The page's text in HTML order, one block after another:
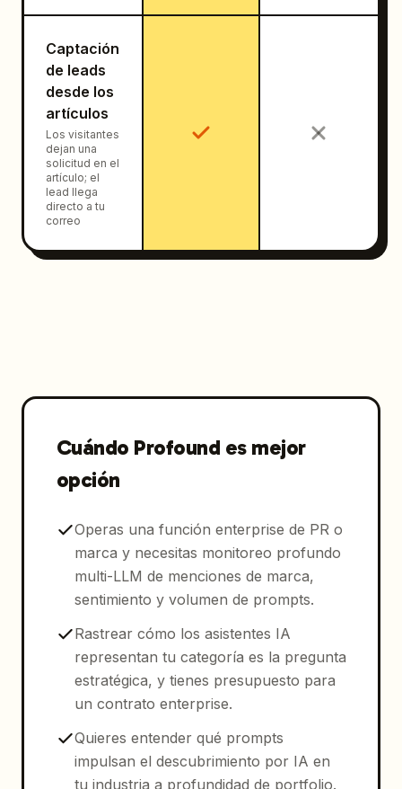
Captación
de leads
desde los
artículos
Los visitantes
dejan una
solicitud en el
artículo; el
lead llega
directo a tu
correo
Cuándo Profound es mejor
opción
Operas una función enterprise de PR o
marca y necesitas monitoreo profundo
multi-LLM de menciones de marca,
sentimiento y volumen de prompts.
Rastrear cómo los asistentes IA
representan tu categoría es la pregunta
estratégica, y tienes presupuesto para
un contrato enterprise.
Quieres entender qué prompts
impulsan el descubrimiento por IA en
tu industria a profundidad de portfolio.